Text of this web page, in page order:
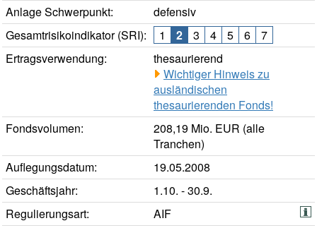
Anlage Schwerpunkt:
defensiv
Gesamtrisikoindikator (SRI):
1 2 3 4 5 6
7
Ertragsverwendung:
thesaurierend
Wichtiger Hinweis zu
ausländischen
thesaurierenden Fonds!
Fondsvolumen:
208,19 Mio. EUR (alle
Tranchen)
Auflegungsdatum:
19.05.2008
Geschäftsjahr:
1.10. - 30.9.
Regulierungsart:
AIF